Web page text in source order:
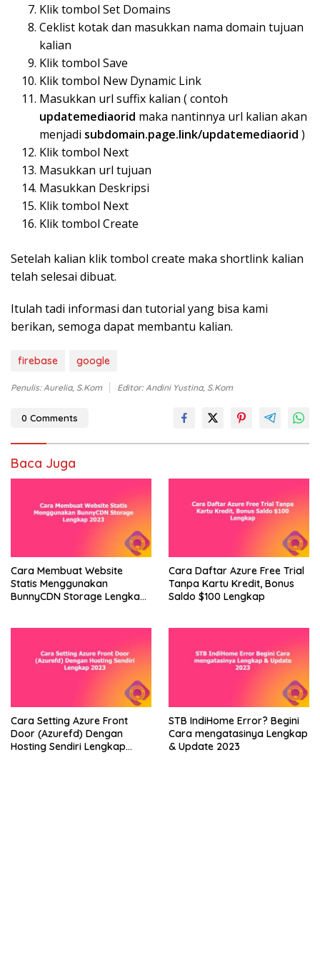
Klik tombol Set Domains
Ceklist kotak dan masukkan nama domain tujuan
kalian
Klik tombol Save
Klik tombol New Dynamic Link
Masukkan url suffix kalian ( contoh
updatemediaorid maka nantinnya url kalian akan
menjadi subdomain.page.link/updatemediaorid )
Klik tombol Next
Masukkan url tujuan
Masukkan Deskripsi
Klik tombol Next
Klik tombol Create
Setelah kalian klik tombol create maka shortlink kalian
telah selesai dibuat.
Itulah tadi informasi dan tutorial yang bisa kami
berikan, semoga dapat membantu kalian.
firebase google
Penulis: Aurelia, S.Kom Editor: Andini Yustina, S.Kom
0 Comments
Baca Juga
Cara Membuat Website
Statis Menggunakan
BunnyCDN Storage Lengkap
Cara Daftar Azure Free Trial
Tanpa Kartu Kredit, Bonus
Saldo $100 Lengkap
Cara Setting Azure Front
Door (Azurefd) Dengan
Hosting Sendiri Lengkap
STB IndiHome Error? Begini
Cara mengatasinya Lengkap
& Update 2023